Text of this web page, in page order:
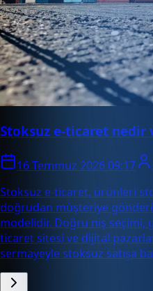
Stoksuz e-ticaret nedir
16 Temmuz 2026 09:17
Stoksuz e-ticaret, ürünleri
doğrudan müşteriye
modelidir. Doğru niş seçimi,
ticaret sitesi ve dijital
sermayeyle stoksuz satışa